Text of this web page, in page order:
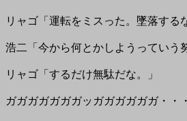
リャゴ「運転をミスった。墜落する
浩二「今から何とかしようっていう
リャゴ「するだけ無駄だな。」
ガガガガガガガッガガガガガガ・・